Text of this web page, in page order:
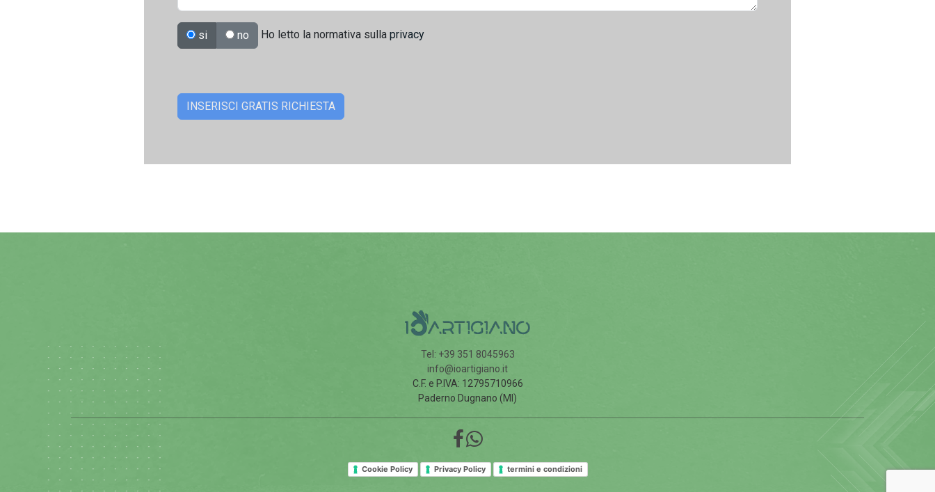
si no Ho letto la normativa sulla privacy
Tel: +39 351 8045963
info@ioartigiano.it
C.F. e P.IVA: 12795710966
Paderno Dugnano (MI)
Cookie Policy Privacy Policy termini e condizioni